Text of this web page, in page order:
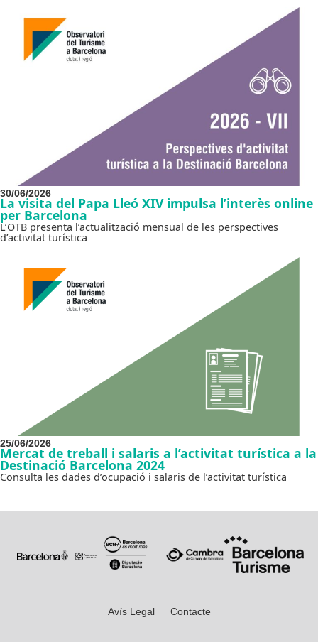
30/06/2026
La visita del Papa Lleó XIV impulsa l’interès online
per Barcelona
L’OTB presenta l’actualització mensual de les perspectives
d’activitat turística
25/06/2026
Mercat de treball i salaris a l’activitat turística a la
Destinació Barcelona 2024
Consulta les dades d’ocupació i salaris de l’activitat turística
Avís Legal Contacte